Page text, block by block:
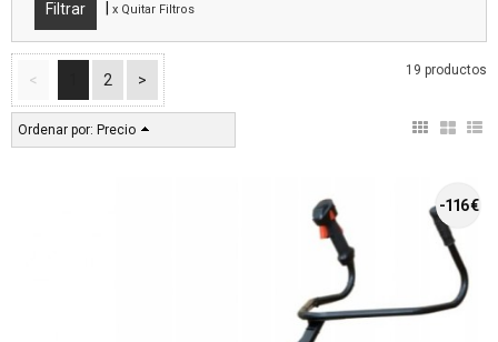
x Quitar Filtros
< 2 >
19 productos
Ordenar por: Precio
-116 €